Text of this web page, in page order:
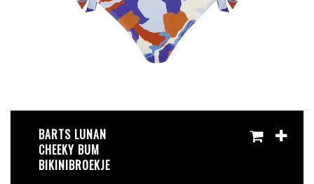
BARTS LUNAN
CHEEKY BUM
BIKINIBROEKJE